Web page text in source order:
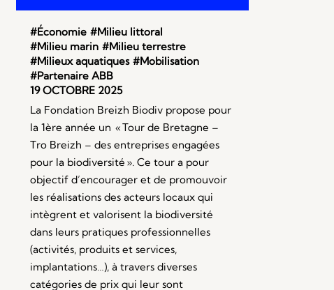
#Économie #Milieu littoral
#Milieu marin #Milieu terrestre
#Milieux aquatiques #Mobilisation
#Partenaire ABB
19 OCTOBRE 2025
La Fondation Breizh Biodiv propose pour
la 1ère année un « Tour de Bretagne –
Tro Breizh – des entreprises engagées
pour la biodiversité ». Ce tour a pour
objectif d’encourager et de promouvoir
les réalisations des acteurs locaux qui
intègrent et valorisent la biodiversité
dans leurs pratiques professionnelles
(activités, produits et services,
implantations…), à travers diverses
catégories de prix qui leur sont